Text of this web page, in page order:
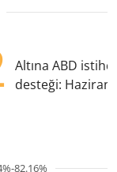
Altına ABD
desteği:
82.16%